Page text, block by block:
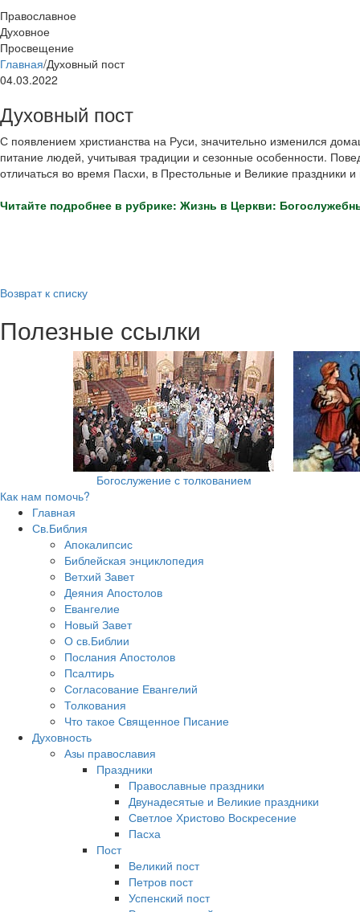
Православное
Духовное
Просвещение
Главная/Духовный пост
04.03.2022
Духовный пост
С появлением христианства на Руси, значительно изменился
питание людей, учитывая традиции и сезонные особенности.
отличаться во время Пасхи, в Престольные и Великие праздники
Читайте подробнее в рубрике: Жизнь в Церкви:
Возврат к списку
Полезные ссылки
Богослужение с толкованием
Как нам помочь?
Главная
Св.Библия
Апокалипсис
Библейская энциклопедия
Ветхий Завет
Деяния Апостолов
Евангелие
Новый Завет
О св.Библии
Послания Апостолов
Псалтирь
Согласование Евангелий
Толкования
Что такое Священное Писание
Духовность
Азы православия
Праздники
Православные праздники
Двунадесятые и Великие праздники
Светлое Христово Воскресение
Пасха
Пост
Великий пост
Петров пост
Успенский пост